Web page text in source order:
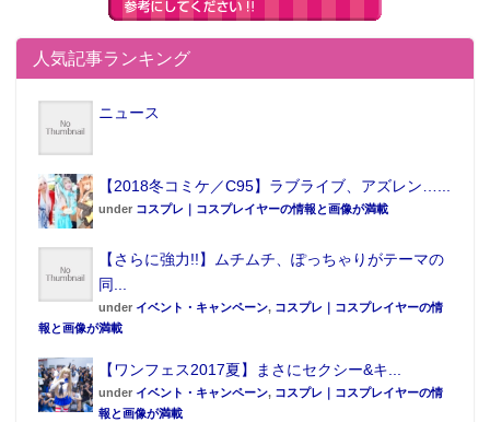
人気記事ランキング
ニュース
【2018冬コミケ／C95】ラブライブ、アズレン…...
under コスプレ｜コスプレイヤーの情報と画像が満載
【さらに強力!!】ムチムチ、ぽっちゃりがテーマの
同...
under イベント・キャンペーン, コスプレ｜コスプレイヤーの情
報と画像が満載
【ワンフェス2017夏】まさにセクシー&キ...
under イベント・キャンペーン, コスプレ｜コスプレイヤーの情
報と画像が満載